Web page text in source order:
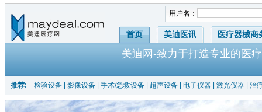
用户名：
首页 美迪医讯 医疗器械商
美迪网-致力于打造专业的医
推荐: 检验设备 影像设备 手术/急救设备 超声设备 电子仪器 激光仪器 治